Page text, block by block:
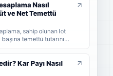
kullanım tarihi, kayıt
tarihi arasındaki farkı
nelere dikkat etmesi
şekilde bulabilirsiniz.
Nasıl
ve Net Temettü
sahip olunan lot
başına temettü tutarının
hesaplama adımlarını
Kar Payı Nasıl